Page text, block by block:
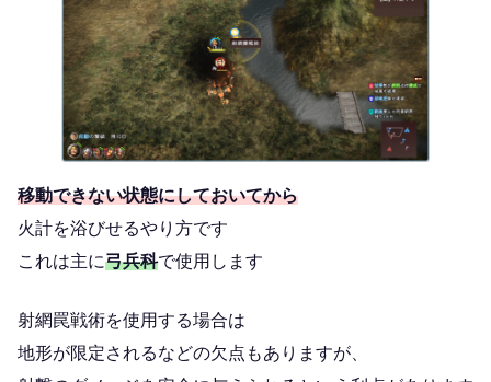
移動できない状態にしておいてから
火計を浴びせるやり方です
これは主に弓兵科で使用します
射網罠戦術を使用する場合は
地形が限定されるなどの欠点もありますが、